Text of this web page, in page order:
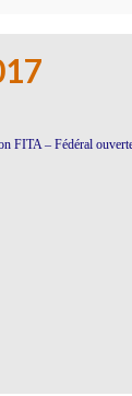
– Fédéral